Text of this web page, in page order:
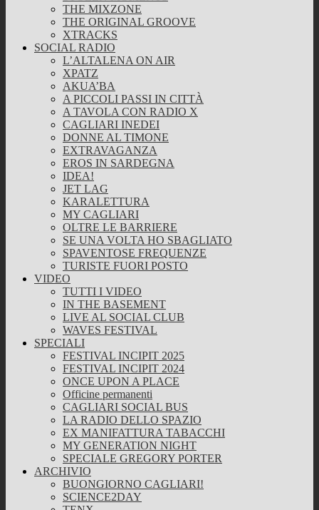
THE MIXZONE
THE ORIGINAL GROOVE
XTRACKS
SOCIAL RADIO
L’ALTALENA ON AIR
XPATZ
AKUA’BA
A PICCOLI PASSI IN CITTÀ
A TAVOLA CON RADIO X
CAGLIARI INEDEI
DONNE AL TIMONE
EXTRAVAGANZA
EROS IN SARDEGNA
IDEA!
JET LAG
KARALETTURA
MY CAGLIARI
OLTRE LE BARRIERE
SE UNA VOLTA HO SBAGLIATO
SPAVENTOSE FREQUENZE
TURISTE FUORI POSTO
VIDEO
TUTTI I VIDEO
IN THE BASEMENT
LIVE AL SOCIAL CLUB
WAVES FESTIVAL
SPECIALI
FESTIVAL INCIPIT 2025
FESTIVAL INCIPIT 2024
ONCE UPON A PLACE
Officine permanenti
CAGLIARI SOCIAL BUS
LA RADIO DELLO SPAZIO
EX MANIFATTURA TABACCHI
MY GENERATION NIGHT
SPECIALE GREGORY PORTER
ARCHIVIO
BUONGIORNO CAGLIARI!
SCIENCE2DAY